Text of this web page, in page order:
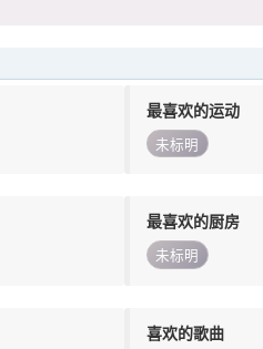
最喜欢的运动
未标明
最喜欢的厨房
未标明
喜欢的歌曲